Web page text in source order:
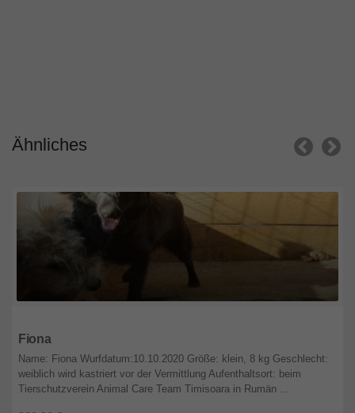
Ähnliches
Fiona
Name: Fiona Wurfdatum:10.10.2020 Größe: klein, 8 kg Geschlecht:
weiblich wird kastriert vor der Vermittlung Aufenthaltsort: beim
Tierschutzverein Animal Care Team Timisoara in Rumän ...